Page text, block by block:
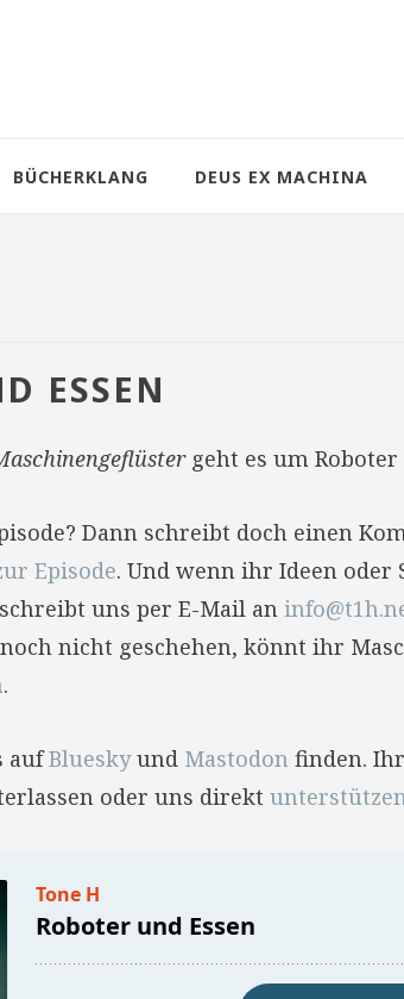
BÜCHERKLANG DEUS EX MACHINA
ESSEN
geht es um Roboter
Dann schreibt doch einen
Episode. Und wenn ihr Ideen
uns per E-Mail an
noch nicht geschehen, könnt ihr
.
aufBlueskyund Mastodon finden.
oder uns direkt